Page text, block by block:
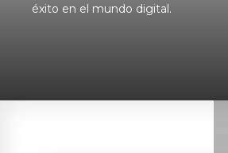
éxito en el mundo digital.